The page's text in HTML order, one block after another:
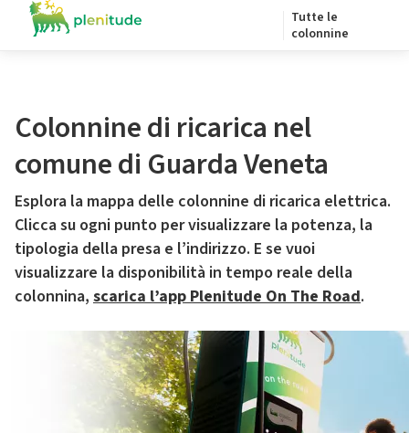
Tutte le
colonnine
Colonnine di ricarica nel
comune di Guarda Veneta
Esplora la mappa delle colonnine di ricarica elettrica.
Clicca su ogni punto per visualizzare la potenza, la
tipologia della presa e l’indirizzo. E se vuoi
visualizzare la disponibilità in tempo reale della
colonnina, scarica l’app Plenitude On The Road.